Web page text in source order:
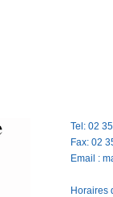
Tel: 02
Fax: 02
Email :
Horaires